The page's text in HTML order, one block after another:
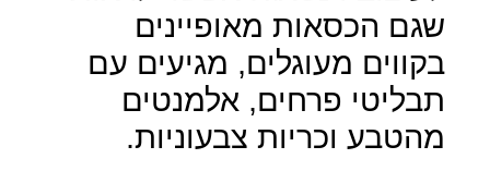
שגם הכסאות מאופיינים
בקווים מעוגלים, מגיעים עם
תבליטי פרחים, אלמנטים
מהטבע וכריות צבעוניות.